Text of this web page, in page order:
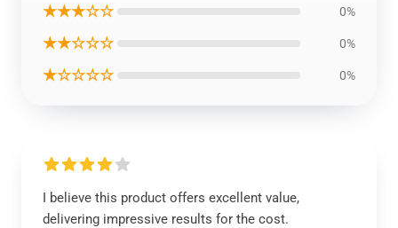
★★★☆☆ 0%
★★☆☆☆ 0%
★☆☆☆☆ 0%
I believe this product offers excellent value,
delivering impressive results for the cost.